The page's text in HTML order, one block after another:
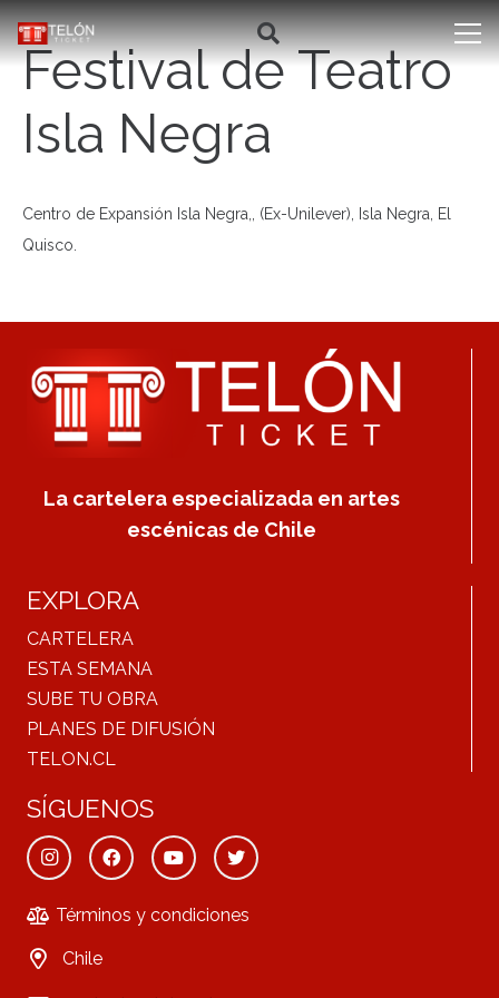
Festival de Teatro
Isla Negra
Centro de Expansión Isla Negra,, (Ex-Unilever), Isla Negra, El
Quisco.
La cartelera especializada en artes
escénicas de Chile
EXPLORA
CARTELERA
ESTA SEMANA
SUBE TU OBRA
PLANES DE DIFUSIÓN
TELON.CL
SÍGUENOS
Términos y condiciones
Chile